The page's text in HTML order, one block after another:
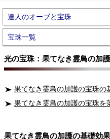
達人のオーブと宝珠
宝珠一覧
光の宝珠：果てなき霊鳥の加
果てなき霊鳥の加護の宝珠の
果てなき霊鳥の加護の宝珠を
果てなき霊鳥の加護の基礎効果